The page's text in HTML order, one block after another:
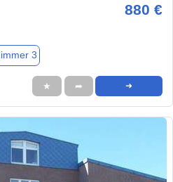
880 €
3
★ ➦ ➜